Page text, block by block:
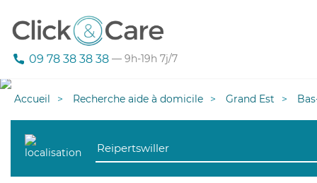
09 78 38 38 38 — 9h-19h 7j/7
Accueil Recherche aide à domicile Grand Est